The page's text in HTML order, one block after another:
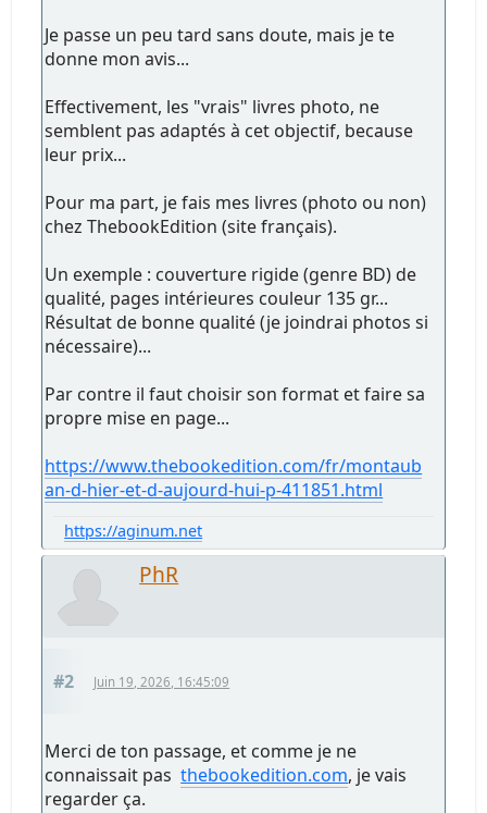
Je passe un peu tard sans doute, mais je te
donne mon avis...
Effectivement, les "vrais" livres photo, ne
semblent pas adaptés à cet objectif, because
leur prix...
Pour ma part, je fais mes livres (photo ou non)
chez ThebookEdition (site français).
Un exemple : couverture rigide (genre BD) de
qualité, pages intérieures couleur 135 gr...
Résultat de bonne qualité (je joindrai photos si
nécessaire)...
Par contre il faut choisir son format et faire sa
propre mise en page...
https://www.thebookedition.com/fr/montaub
an-d-hier-et-d-aujourd-hui-p-411851.html
https://aginum.net
PhR
#2 Juin 19, 2026, 16:45:09
Merci de ton passage, et comme je ne
connaissait pasthebookedition.com, je vais
regarder ça.